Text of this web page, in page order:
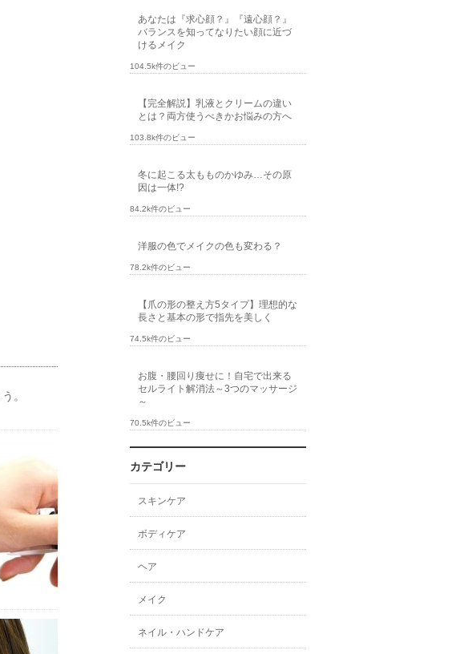
。
あなたは『求心顔？』『遠心顔？』
バランスを知ってなりたい顔に近づ
けるメイク
104.5k件のビュー
【完全解説】乳液とクリームの違い
とは？両方使うべきかお悩みの方へ
103.8k件のビュー
冬に起こる太もものかゆみ…その原
因は一体!?
84.2k件のビュー
洋服の色でメイクの色も変わる？
78.2k件のビュー
【爪の形の整え方5タイプ】理想的な
長さと基本の形で指先を美しく
74.5k件のビュー
お腹・腰回り痩せに！自宅で出来る
セルライト解消法～3つのマッサージ
～
70.5k件のビュー
カテゴリー
スキンケア
ボディケア
ヘア
メイク
ネイル・ハンドケア